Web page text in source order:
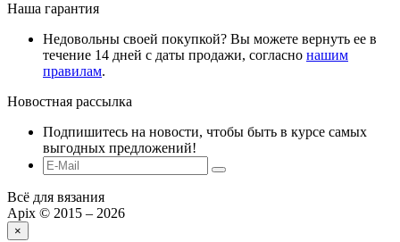
Наша гарантия
Недовольны своей покупкой? Вы можете вернуть ее в
течение 14 дней с даты продажи, согласно нашим
правилам.
Новостная рассылка
Подпишитесь на новости, чтобы быть в курсе самых
выгодных предложений!
Всё для вязания
Apix © 2015 – 2026
×